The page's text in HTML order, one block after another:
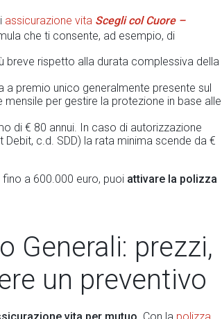
assicurazione vita Scegli col Cuore –
che ti consente, ad esempio, di
breve rispetto alla durata complessiva della
a premio unico generalmente presente sul
per gestire la protezione in base alle
di € 80 annui. In caso di autorizzazione
c.d. SDD) la rata minima scende da €
a 600.000 euro, puoi attivare la polizza
Generali: prezzi,
un preventivo